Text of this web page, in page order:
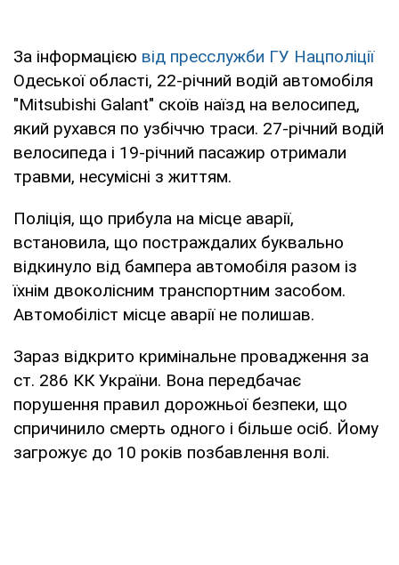
За інформацією від пресслужби ГУ Нацполіції
Одеської області, 22-річний водій автомобіля
"Mitsubishi Galant" скоїв наїзд на велосипед,
який рухався по узбіччю траси. 27-річний водій
велосипеда і 19-річний пасажир отримали
травми, несумісні з життям.
Поліція, що прибула на місце аварії,
встановила, що постраждалих буквально
відкинуло від бампера автомобіля разом із
їхнім двоколісним транспортним засобом.
Автомобіліст місце аварії не полишав.
Зараз відкрито кримінальне провадження за
ст. 286 КК України. Вона передбачає
порушення правил дорожньої безпеки, що
спричинило смерть одного і більше осіб. Йому
загрожує до 10 років позбавлення волі.